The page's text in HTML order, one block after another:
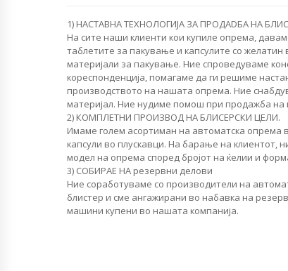
1) НАСТАВНА ТЕХНОЛОГИЈА ЗА ПРОДАDБА НА
На сите наши клиенти кои купиле опрема,
таблетите за пакување и капсулите со желатин
материјали за пакување. Ние спроведуваме
кореспонденција, помагаме да ги решиме
производството на нашата опрема. Ние
материјал. Ние нудиме помош при продажба на
2) КОМПЛЕТНИ ПРОИЗВОД НА БЛИСЕРСКИ ЦЕЛИ.
Имаме голем асортиман на автоматска опрема
капсули во плускавци. На барање на клиентот,
модел на опрема според бројот на ќелии и
3) СОБИРАЕ НА резервни делови
Ние соработуваме со производители на
блистер и сме ангажирани во набавка на
машини купени во нашата компанија.